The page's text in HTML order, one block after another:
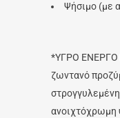
Ψήσιμο (με
*ΥΓΡΟ
ζωντανό
ανοιχτόχρωμη